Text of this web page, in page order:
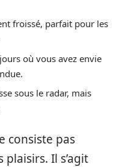
froissé, parfait pour les
où vous avez envie
sous le radar, mais
consiste pas
Il s’agit